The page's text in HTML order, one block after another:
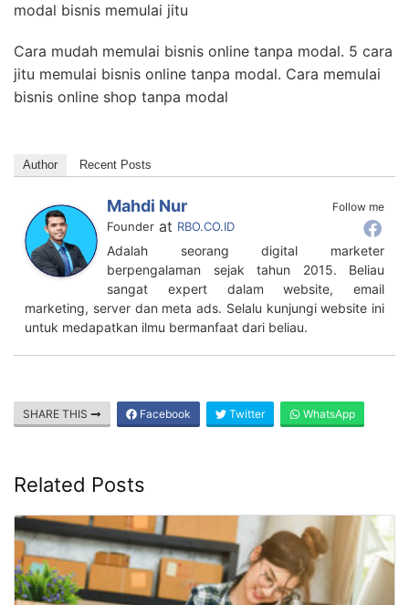
modal bisnis memulai jitu
Cara mudah memulai bisnis online tanpa modal. 5 cara
jitu memulai bisnis online tanpa modal. Cara memulai
bisnis online shop tanpa modal
Author Recent Posts
Follow me
Mahdi Nur
Founder at RBO.CO.ID
Adalah seorang digital marketer
berpengalaman sejak tahun 2015. Beliau
sangat expert dalam website, email
marketing, server dan meta ads. Selalu kunjungi website ini
untuk medapatkan ilmu bermanfaat dari beliau.
SHARE THIS Facebook Twitter WhatsApp
Related Posts